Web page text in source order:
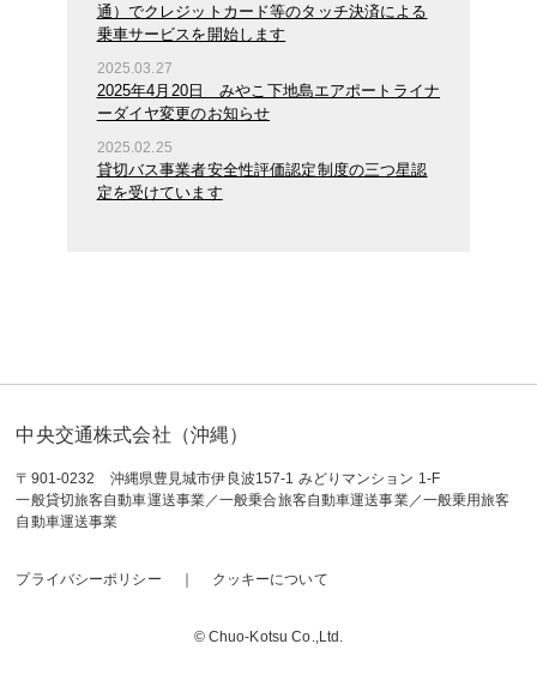
通）でクレジットカード等のタッチ決済による
乗車サービスを開始します
2025.03.27
2025年4月20日 みやこ下地島エアポートライナ
ーダイヤ変更のお知らせ
2025.02.25
貸切バス事業者安全性評価認定制度の三つ星認
定を受けています
中央交通株式会社（沖縄）
〒901-0232 沖縄県豊見城市伊良波157-1 みどりマンション 1-F
一般貸切旅客自動車運送事業／一般乗合旅客自動車運送事業／一般乗用旅客
自動車運送事業
プライバシーポリシー クッキーについて
© Chuo-Kotsu Co.,Ltd.